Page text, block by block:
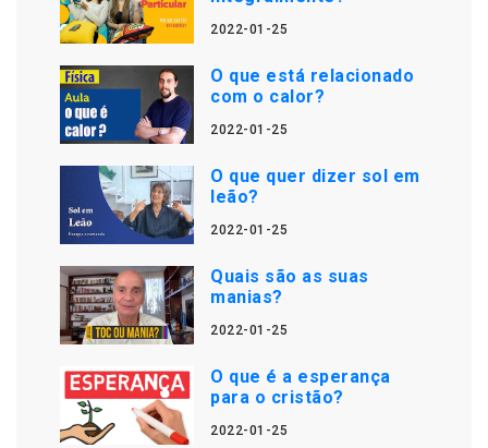
2022-01-25
O que está relacionado
com o calor?
2022-01-25
O que quer dizer sol em
leão?
2022-01-25
Quais são as suas
manias?
2022-01-25
O que é a esperança
para o cristão?
2022-01-25